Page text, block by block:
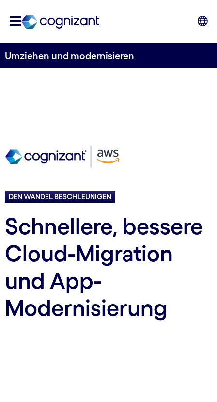
Umziehen und modernisieren
DEN WANDEL BESCHLEUNIGEN
Schnellere, bessere
Cloud-Migration
und App-
Modernisierung